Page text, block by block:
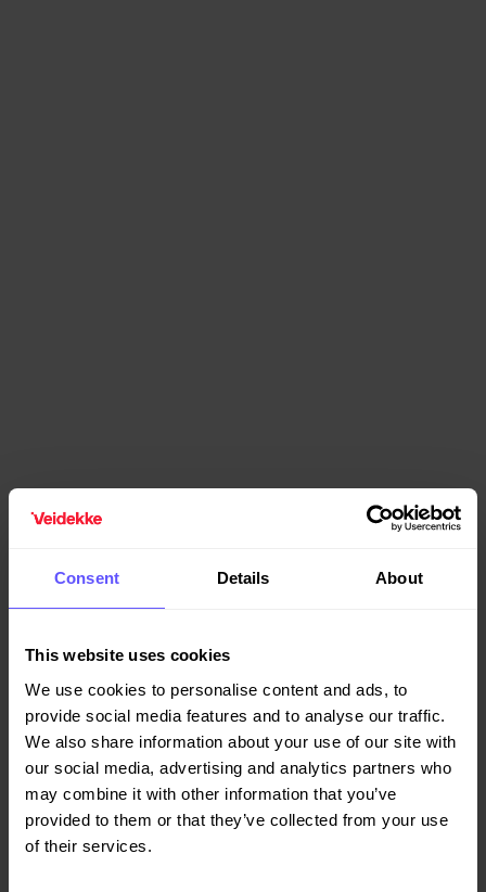
Consent Details About
This website uses cookies
We use cookies to personalise content and ads, to
provide social media features and to analyse our traffic.
We also share information about your use of our site with
our social media, advertising and analytics partners who
may combine it with other information that you’ve
provided to them or that they’ve collected from your use
of their services.